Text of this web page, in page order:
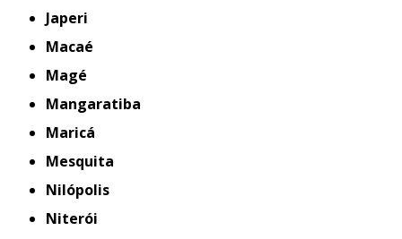
Japeri
Macaé
Magé
Mangaratiba
Maricá
Mesquita
Nilópolis
Niterói